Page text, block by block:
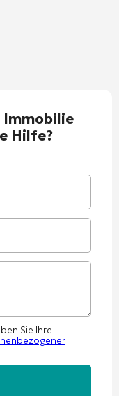
Immobilie
Hilfe?
Sie Ihre